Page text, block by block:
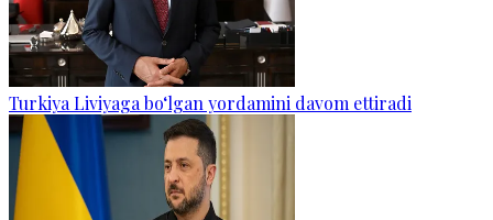
Turkiya Liviyaga bo‘lgan yordamini davom ettiradi